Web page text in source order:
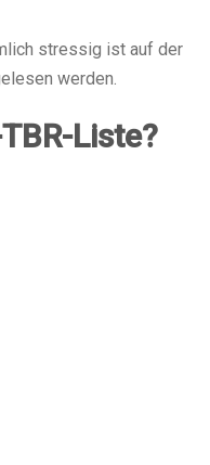
stressig ist auf der
werden.
Liste?